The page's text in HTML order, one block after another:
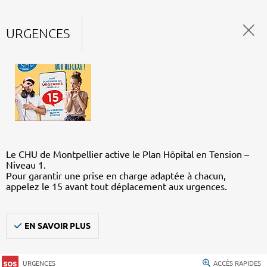
URGENCES
Le CHU de Montpellier active le Plan Hôpital en Tension –
Niveau 1.
Pour garantir une prise en charge adaptée à chacun,
appelez le 15 avant tout déplacement aux urgences.
EN SAVOIR PLUS
URGENCES ACCÈS RAPIDES